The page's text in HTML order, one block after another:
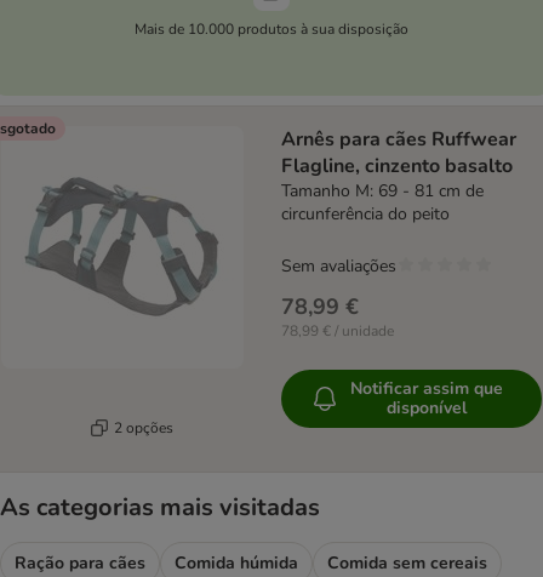
Mais de 10.000 produtos à sua disposição
2 opções
Arnês para cães Ruffwear
Flagline, cinzento basalto
Tamanho M: 69 - 81 cm de
circunferência do peito
78,99 €
78,99 € / unidade
Sem avaliações
Notificar assim que
disponível
As categorias mais visitadas
Ração para cães Comida húmida
Comida sem cereais